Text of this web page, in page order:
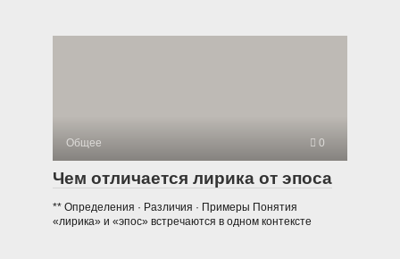
Общее 0
Чем отличается лирика от эпоса
** Определения · Различия · Примеры Понятия
«лирика» и «эпос» встречаются в одном контексте